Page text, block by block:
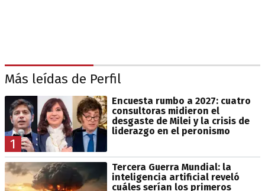
Más leídas de Perfil
1
Encuesta rumbo a 2027: cuatro
consultoras midieron el
desgaste de Milei y la crisis de
liderazgo en el peronismo
Tercera Guerra Mundial: la
inteligencia artificial reveló
cuáles serían los primeros